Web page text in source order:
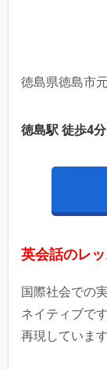
徳島県徳島市
徳島駅 徒歩4分
英会話のレ
国際社会での
ネイティブで
再現しています